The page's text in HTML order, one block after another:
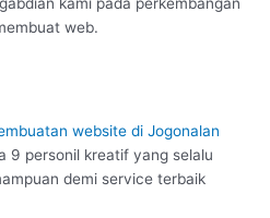
web.
website di Jogonalan
9 personil kreatif yang selalu
demi service terbaik